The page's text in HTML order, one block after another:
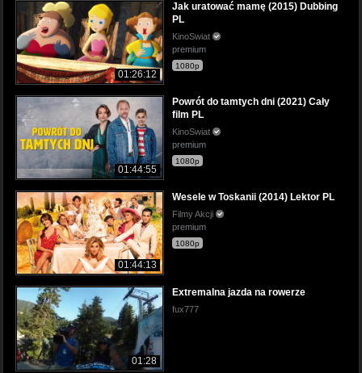
01:26:12
Jak uratować mamę (2015) Dubbing
PL
KinoSwiat
premium
1080p
01:44:55
Powrót do tamtych dni (2021) Cały
film PL
KinoSwiat
premium
1080p
01:44:13
Wesele w Toskanii (2014) Lektor PL
Filmy Akcji
premium
1080p
01:28
Extremalna jazda na rowerze
fux777